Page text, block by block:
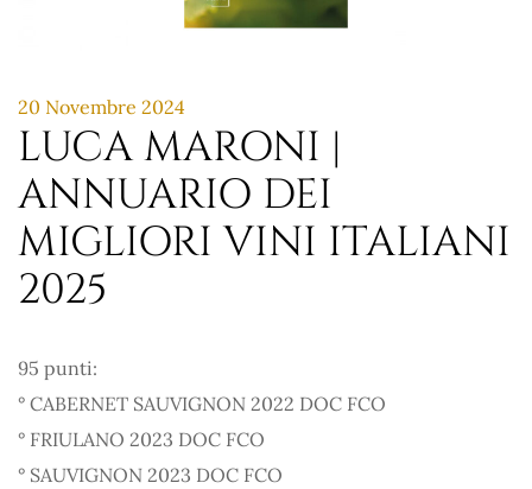
20 Novembre 2024
LUCA MARONI |
ANNUARIO DEI
MIGLIORI VINI ITALIANI
2025
95 punti:
° CABERNET SAUVIGNON 2022 DOC FCO
° FRIULANO 2023 DOC FCO
° SAUVIGNON 2023 DOC FCO